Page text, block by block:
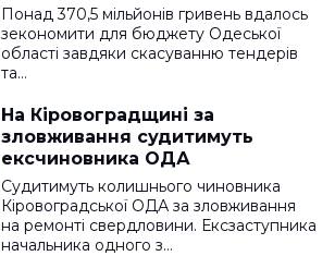
Понад 370,5 мільйонів гривень вдалось
зекономити для бюджету Одеської
області завдяки скасуванню тендерів
та…
На Кіровоградщині за
зловживання судитимуть
ексчиновника ОДА
Судитимуть колишнього чиновника
Кіровоградської ОДА за зловживання
на ремонті свердловини. Ексзаступника
начальника одного з…